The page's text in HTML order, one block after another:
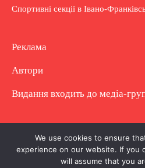
Спортивні секції в Івано-
Реклама
Автори
Видання входить до медіа-
Copyright © Повне
заборонено. Частково можна
We use cookies to ensure
experience on our website. If you
will assume that you